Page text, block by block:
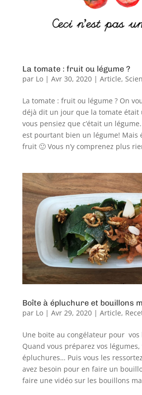
La tomate : fruit ou légume ?
par Lo| Avr 30, 2020| Article,
La tomate : fruit ou légume ? On
déjà dit un jour que la tomate
vous pensiez que c’était un
est pourtant bien un légume! Mais
fruit 🙂 Vous n’y comprenez plus
Boîte à épluchure et bouillons
par Lo| Avr 29, 2020| Article,
Une boite au congélateur pour
Quand vous préparez vos
épluchures… Puis vous les
avez besoin pour en faire un
faire une vidéo sur les bouillons